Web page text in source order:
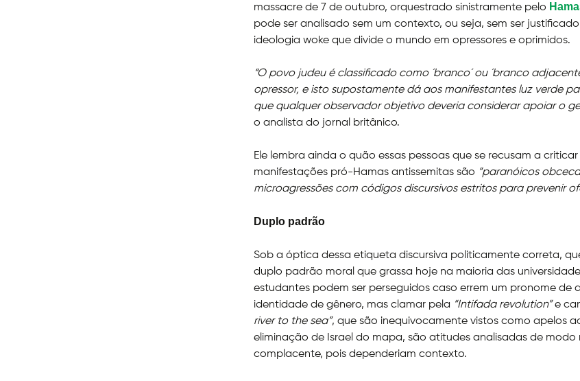
massacre de 7 de outubro, orquestrado sinistramente pelo
pode ser analisado sem um contexto, ou seja, sem ser
ideologia woke que divide o mundo em opressores e oprimidos.
“O povo judeu é classificado como ´branco´ ou ´branco
opressor, e isto supostamente dá aos manifestantes luz verde
que qualquer observador objetivo deveria considerar apoiar o
o analista do jornal britânico.
Ele lembra ainda o quão essas pessoas que se recusam a criticar
manifestações pró-Hamas antissemitas são “paranóicos
microagressões com códigos discursivos estritos para prevenir
Duplo padrão
Sob a óptica dessa etiqueta discursiva politicamente correta,
duplo padrão moral que grassa hoje na maioria das
estudantes podem ser perseguidos caso errem um pronome de
identidade de gênero, mas clamar pela “Intifada revolution”e
river to the sea”, que são inequivocamente vistos como apelos
eliminação de Israel do mapa, são atitudes analisadas de modo
complacente, pois dependeriam contexto.